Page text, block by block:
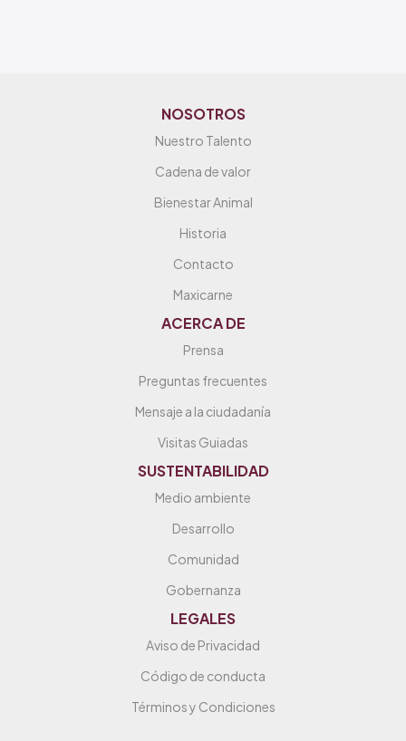
NOSOTROS
Nuestro Talento
Cadena de valor
Bienestar Animal
Historia
Contacto
Maxicarne
ACERCA DE
Prensa
Preguntas frecuentes
Mensaje a la ciudadanía
Visitas Guiadas
SUSTENTABILIDAD
Medio ambiente
Desarrollo
Comunidad
Gobernanza
LEGALES
Aviso de Privacidad
Código de conducta
Términos y Condiciones